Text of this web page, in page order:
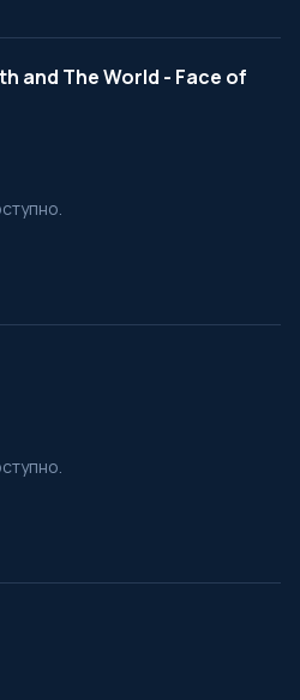
and The World - Face of